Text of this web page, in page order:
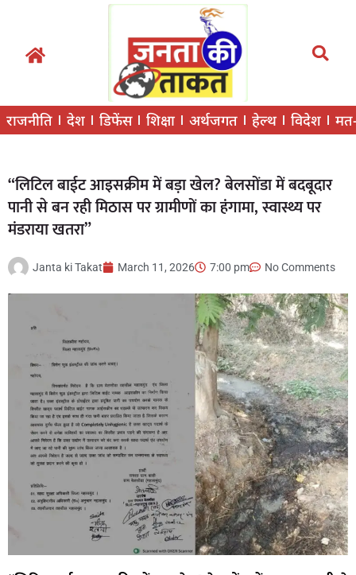
राजनीति देश डिफेंस शिक्षा अर्थजगत हेल्थ विदेश
“लिटिल बाईट आइसक्रीम में बड़ा खेल? बेलसोंडा में बदबूदार
पानी से बन रही मिठास पर ग्रामीणों का हंगामा, स्वास्थ्य पर
मंडराया खतरा”
Janta ki Takat March 11, 2026 7:00 pm No Comments